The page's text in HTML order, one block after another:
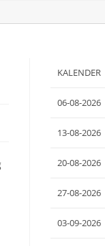
KALENDER
06-08-2026
13-08-2026
20-08-2026
27-08-2026
03-09-2026